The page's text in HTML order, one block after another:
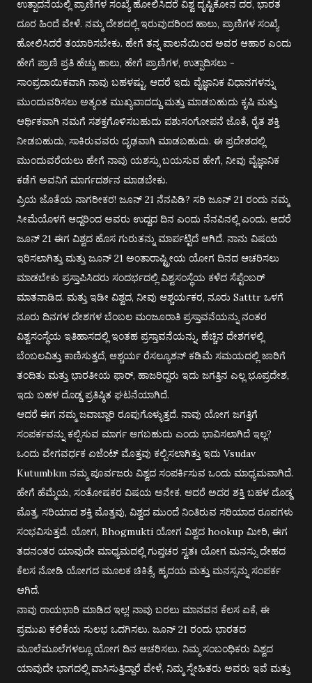
ಉತ್ಪಾದನೆಯಲ್ಲಿ ಪ್ರಾಣಿಗಳ ಸಂಖ್ಯೆ ಹೋಲಿಸಿದರೆ ವಿಶ್ವ ದೃಷ್ಟಿಕೋನ ದರ, ಭಾರತ
ದೂರ ಹಿಂದೆ ವೇಳೆ. ನಮ್ಮ ದೇಶದಲ್ಲಿ ಇರುವುದರಿಂದ ಹಾಲು, ಪ್ರಾಣಿಗಳ ಸಂಖ್ಯೆ
ಹೋಲಿಸಿದರೆ ತಯಾರಿಸಬೇಕು. ಹೇಗೆ ತನ್ನ ಪಾಲನೆಯಿಂದ ಅವರ ಆಹಾರ ಎಂದು
ಹೇಗೆ ಪ್ರಾಣಿ ಪ್ರತಿ ಹೆಚ್ಚು ಹಾಲು, ಹೇಗೆ ಪ್ರಾಣಿಗಳ, ಉತ್ಪಾದಿಸಲು -
ಸಾಂಪ್ರದಾಯಿಕವಾಗಿ ನಾವು ಬಹಳಷ್ಟು, ಆದರೆ ಇದು ವೈಜ್ಞಾನಿಕ ವಿಧಾನಗಳನ್ನು
ಮುಂದುವರಿಸಲು ಅತ್ಯಂತ ಮುಖ್ಯವಾದದ್ದು ಮತ್ತು ಮಾಡಬಹುದು ಕೃಷಿ ಮತ್ತು
ಆರ್ಥಿಕವಾಗಿ ನಮಗೆ ಸಶಕ್ತಗೊಳಿಸಬಹುದು ಪಶುಸಂಗೋಪನೆ ಜೊತೆ, ರೈತ ಶಕ್ತಿ
ನೀಡಬಹುದು, ಸಾಕಿರುವವರು ದೃಢವಾಗಿ ಮಾಡಬಹುದು. ಈ ಪ್ರದೇಶದಲ್ಲಿ
ಮುಂದುವರೆಯಲು ಹೇಗೆ ನಾವು ಯಶಸ್ಸು ಬಯಸುವ ಹೇಗೆ, ನೀವು ವೈಜ್ಞಾನಿಕ
ಕಡೆಗೆ ಅವನಿಗೆ ಮಾರ್ಗದರ್ಶನ ಮಾಡಬೇಕು.
ಪ್ರಿಯ ಜೊತೆಯ ನಾಗರೀಕರ! ಜೂನ್ 21 ನೆನಪಿಡಿ? ಸರಿ ಜೂನ್ 21 ರಂದು ನಮ್ಮ
ಸೀಮೆಯೊಳಗೆ ಆದ್ದರಿಂದ ಅವರು ಉದ್ದದ ದಿನ ಎಂದು ನೆನಪಿನಲ್ಲಿ ಎಂದು. ಆದರೆ
ಜೂನ್ 21 ಈಗ ವಿಶ್ವದ ಹೊಸ ಗುರುತನ್ನು ಮಾರ್ಪಟ್ಟಿದೆ ಆಗಿದೆ. ನಾನು ವಿಷಯ
ಇರಿಸಲಾಗಿತ್ತು ಮತ್ತು ಜೂನ್ 21 ಅಂತಾರಾಷ್ಟ್ರೀಯ ಯೋಗ ದಿನದ ಆಚರಿಸಲು
ಮಾಡಬೇಕು ಪ್ರಸ್ತಾಪಿಸಿದರು ಸಂದರ್ಭದಲ್ಲಿ ವಿಶ್ವಸಂಸ್ಥೆಯ ಕಳೆದ ಸೆಪ್ಟೆಂಬರ್
ಮಾತನಾಡಿದ. ಮತ್ತು ಇಡೀ ವಿಶ್ವದ, ನೀವು ಆಶ್ಚರ್ಯಕರ, ನೂರು Satttr ಒಳಗೆ
ನೂರು ದಿನಗಳ ದೇಶಗಳ ಬೆಂಬಲ ಮಂಜೂರಾತಿ ಪ್ರಸ್ತಾವನೆಯನ್ನು ನಂತರ
ವಿಶ್ವಸಂಸ್ಥೆಯ ಇತಿಹಾಸದಲ್ಲಿ ಇಂತಹ ಪ್ರಸ್ತಾವನೆಯನ್ನು, ಹೆಚ್ಚಿನ ದೇಶಗಳಲ್ಲಿ
ಬೆಂಬಲವಿತ್ತು ಕಾಣಿಸುತ್ತದೆ, ಆಶ್ಚರ್ಯ ರೆಸಲ್ಯೂಶನ್ ಕಡಿಮೆ ಸಮಯದಲ್ಲಿ ಜಾರಿಗೆ
ತಂದಿತು ಮತ್ತು ಭಾರತೀಯ ಫಾರ್, ಹಾಜರಿದ್ದರು ಇದು ಜಗತ್ತಿನ ಎಲ್ಲ ಭೂಪ್ರದೇಶ,
ಇದು ಬಹಳ ದೊಡ್ಡ ಪ್ರತಿಷ್ಠಿತ ಘಟನೆಯಾಗಿದೆ.
ಆದರೆ ಈಗ ನಮ್ಮ ಜವಾಬ್ದಾರಿ ರೂಪುಗೊಳ್ಳುತ್ತದೆ. ನಾವು ಯೋಗ ಜಗತ್ತಿಗೆ
ಸಂಪರ್ಕವನ್ನು ಕಲ್ಪಿಸುವ ಮಾರ್ಗ ಆಗಬಹುದು ಎಂದು ಭಾವಿಸಲಾಗಿದೆ ಇಲ್ಲ?
ಒಂದು ವೇಗವರ್ಧಕ ಏಜೆಂಟ್ ಮೊತ್ತವು ಕಲ್ಪಿಸಲಾಗಿತ್ತು ಇದು Vsudav
Kutumbkm ನಮ್ಮ ಪೂರ್ವಜರು ವಿಶ್ವದ ಸಂಪರ್ಕಿಸುವ ಒಂದು ಮಾಧ್ಯಮವಾಗಿದೆ.
ಹೇಗೆ ಹೆಮ್ಮೆಯ, ಸಂತೋಷಕರ ವಿಷಯ ಅನೇಕ. ಆದರೆ ಅದರ ಶಕ್ತಿ ಬಹಳ ದೊಡ್ಡ
ಮೊತ್ತ, ಸರಿಯಾದ ಶಕ್ತಿ ಮೊತ್ತವು, ವಿಶ್ವದ ಮುಂದೆ ನಿಂತಿರುವ ಸರಿಯಾದ ರೂಪಗಳು
ಸಂಭವಿಸುತ್ತದೆ. ಯೋಗ, Bhogmukti ಯೋಗ ವಿಶ್ವದ hookup ಮೀರಿ, ಈಗ
ತದನಂತರ ಯಾವುದೇ ಮಾಧ್ಯಮದಲ್ಲಿ ಗುಪ್ತಚರ ಸ್ವತಃ ಯೋಗ ಮನಸ್ಸು ದೇಹದ
ಕೆಲಸ ನೋಡಿ ಯೋಗದ ಮೂಲಕ ಚಿಕಿತ್ಸೆ, ಹೃದಯ ಮತ್ತು ಮನಸ್ಸನ್ನು ಸಂಪರ್ಕ
ಆಗಿದೆ.
ನಾವು ರಾಯಭಾರಿ ಮಾಡಿದ ಇಲ್ಲ! ನಾವು ಬರಲು ಮಾನವನ ಕೆಲಸ ಏಕೆ, ಈ
ಪ್ರಮುಖ ಕಲಿಕೆಯ ಸುಲಭ ಒದಗಿಸಲು. ಜೂನ್ 21 ರಂದು ಭಾರತದ
ಮೂಲೆಮೂಲೆಗಳಲ್ಲೂ ಯೋಗ ದಿನ ಆಚರಿಸಲು. ನಿಮ್ಮ ಸಂಬಂಧಿಕರು ವಿಶ್ವದ
ಯಾವುದೇ ಭಾಗದಲ್ಲಿ ವಾಸಿಸುತ್ತಿದ್ದಾರೆ ವೇಳೆ, ನಿಮ್ಮ ಸ್ನೇಹಿತರು ಅವರು ಇವೆ ಮತ್ತು